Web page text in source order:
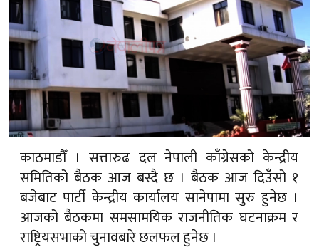
काठमाडौँ । सत्तारुढ दल नेपाली काँग्रेसको केन्द्रीय
समितिको बैठक आज बस्दै छ । बैठक आज दिउँसो १
बजेबाट पार्टी केन्द्रीय कार्यालय सानेपामा सुरु हुनेछ ।
आजको बैठकमा समसामयिक राजनीतिक घटनाक्रम र
राष्ट्रियसभाको चुनावबारे छलफल हुनेछ ।